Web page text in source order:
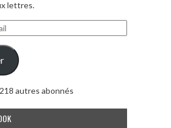
lettres.
autres abonnés